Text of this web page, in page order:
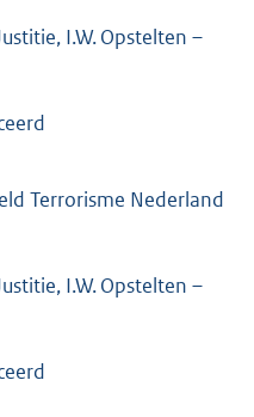
I.W. Opstelten –
Terrorisme Nederland
I.W. Opstelten –